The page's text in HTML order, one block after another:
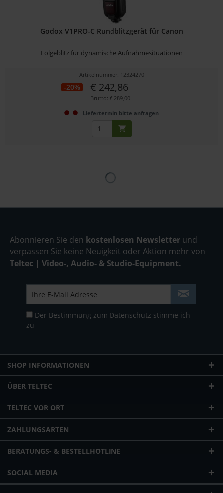
Godox V1PRO-C Rundblitzgerät für Canon
Folgeblitz für dynamische Aufnahmesituationen
Artikelnummer: 12324270
-20% € 242,86
Brutto: € 289,00
Liefertermin bitte anfragen
Abonnieren Sie den kostenlosen Newsletter und
verpassen Sie keine Neuigkeit oder Aktion mehr von
Teltec | Video-, Audio- & Studio-Equipment.
Der Bestimmung zum Datenschutz stimme ich
zu
SHOP INFORMATIONEN
ÜBER TELTEC
TELTEC VOR ORT
ZAHLUNGSARTEN
BERATUNGS- & BESTELLHOTLINE
SOCIAL MEDIA